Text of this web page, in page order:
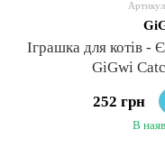
Іграшка для котів -
GiGwi
252 грн
В